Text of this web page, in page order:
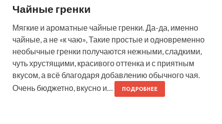
Чайные гренки
Мягкие и ароматные чайные гренки. Да-да, именно
чайные, а не «к чаю», Такие простые и одновременно
необычные гренки получаются нежными, сладкими,
чуть хрустящими, красивого оттенка и с приятным
вкусом, а всё благодаря добавлению обычного чая.
Очень бюджетно, вкусно и…
ПОДРОБНЕЕ